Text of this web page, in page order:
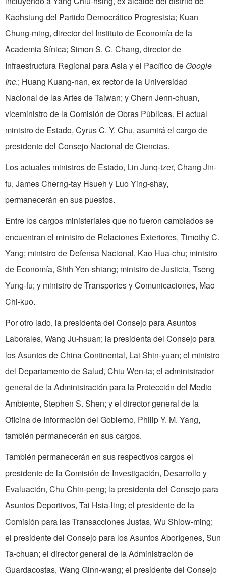
Kaohsiung del Partido Democrático Progresista; Kuan
Chung-ming, director del Instituto de Economía de la
Academia Sínica; Simon S. C. Chang, director de
Infraestructura Regional para Asia y el Pacífico de Google
Inc.; Huang Kuang-nan, ex rector de la Universidad
Nacional de las Artes de Taiwan; y Chern Jenn-chuan,
viceministro de la Comisión de Obras Públicas. El actual
ministro de Estado, Cyrus C. Y. Chu, asumirá el cargo de
presidente del Consejo Nacional de Ciencias.
Los actuales ministros de Estado, Lin Junq-tzer, Chang Jin-
fu, James Cherng-tay Hsueh y Luo Ying-shay,
permanecerán en sus puestos.
Entre los cargos ministeriales que no fueron cambiados se
encuentran el ministro de Relaciones Exteriores, Timothy C.
Yang; ministro de Defensa Nacional, Kao Hua-chu; ministro
de Economía, Shih Yen-shiang; ministro de Justicia, Tseng
Yung-fu; y ministro de Transportes y Comunicaciones, Mao
Chi-kuo.
Por otro lado, la presidenta del Consejo para Asuntos
Laborales, Wang Ju-hsuan; la presidenta del Consejo para
los Asuntos de China Continental, Lai Shin-yuan; el ministro
del Departamento de Salud, Chiu Wen-ta; el administrador
general de la Administración para la Protección del Medio
Ambiente, Stephen S. Shen; y el director general de la
Oficina de Información del Gobierno, Philip Y. M. Yang,
también permanecerán en sus cargos.
También permanecerán en sus respectivos cargos el
presidente de la Comisión de Investigación, Desarrollo y
Evaluación, Chu Chin-peng; la presidenta del Consejo para
Asuntos Deportivos, Tai Hsia-ling; el presidente de la
Comisión para las Transacciones Justas, Wu Shiow-ming;
el presidente del Consejo para los Asuntos Aborígenes, Sun
Ta-chuan; el director general de la Administración de
Guardacostas, Wang Ginn-wang; el presidente del Consejo